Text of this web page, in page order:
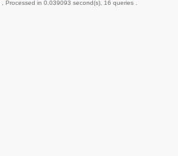
, Processed in 0.039093 second(s), 16 queries .